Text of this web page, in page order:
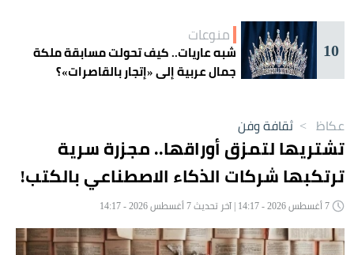
10
منوعات
شبه عاريات.. كيف تحولت مسابقة ملكة
جمال عربية إلى «إتجار بالقاصرات»؟
عكاظ > ثقافة وفن
تشتريها لتمزق أوراقها.. مجزرة سرية
ترتكبها شركات الذكاء الاصطناعي بالكتب!